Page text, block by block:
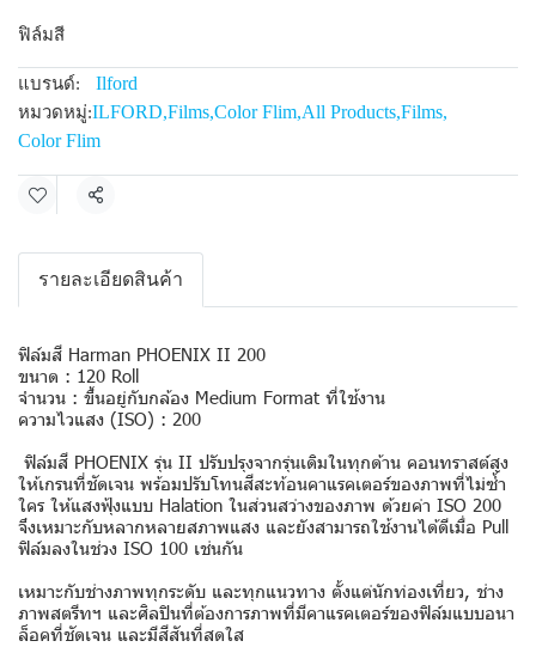
ฟิล์มสี
แบรนด์: Ilford
หมวดหมู่:ILFORD,Films,Color Flim,All Products,Films,
Color Flim
แชร์
รายละเอียดสินค้า
ฟิล์มสี Harman PHOENIX II 200
ขนาด : 120 Roll
จำนวน : ขึ้นอยู่กับกล้อง Medium Format ที่ใช้งาน
ความไวแสง (ISO) : 200
ฟิล์มสี PHOENIX รุ่น II ปรับปรุงจากรุ่นเดิมในทุกด้าน คอนทราสต์สูง
ให้เกรนที่ชัดเจน พร้อมปรับโทนสีสะท้อนคาแรคเตอร์ของภาพที่ไม่ซ้ำ
ใคร ให้แสงฟุ้งแบบ Halation ในส่วนสว่างของภาพ ด้วยค่า ISO 200
จึงเหมาะกับหลากหลายสภาพแสง และยังสามารถใช้งานได้ดีเมื่อ Pull
ฟิล์มลงในช่วง ISO 100 เช่นกัน
เหมาะกับช่างภาพทุกระดับ และทุกแนวทาง ตั้งแต่นักท่องเที่ยว, ช่าง
ภาพสตรีทฯ และศิลปินที่ต้องการภาพที่มีคาแรคเตอร์ของฟิล์มแบบอนา
ล็อคที่ชัดเจน และมีสีสันที่สดใส